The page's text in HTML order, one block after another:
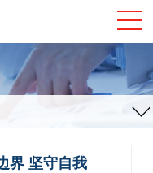
界 坚守自我